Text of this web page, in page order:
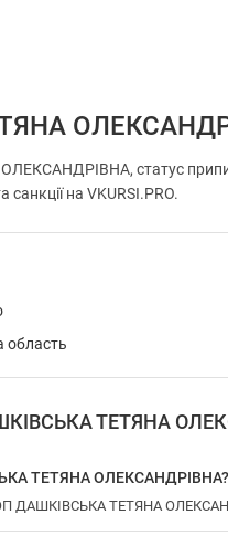
статус
на VKURSI.PRO.
область
ТЕТЯНА
ТЕТЯНА ОЛЕКСАНДРІВНА?
ДАШКІВСЬКА ТЕТЯНА